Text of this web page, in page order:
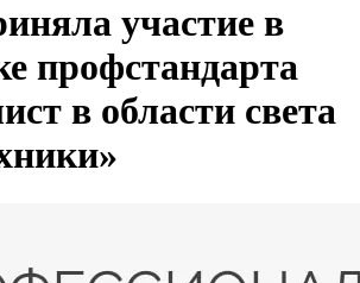
участие в
профстандарта
в области света